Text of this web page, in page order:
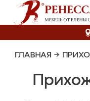
ГЛАВНАЯ →